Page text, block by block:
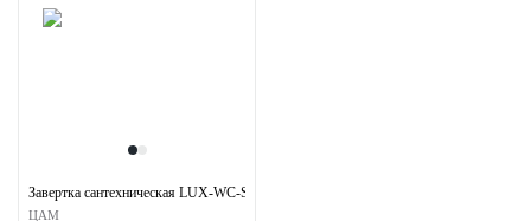
Завертка сантехническая LUX-WC-S5 CRO на квадратной розетке цвет хром
ЦАМ